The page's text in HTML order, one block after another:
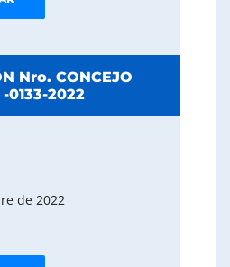
Nro. CONCEJO
0133-2022
de 2022